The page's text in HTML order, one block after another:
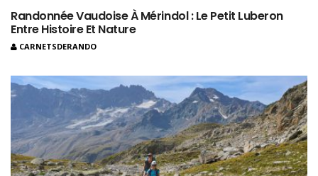
Randonnée Vaudoise À Mérindol : Le Petit Luberon
Entre Histoire Et Nature
CARNETSDERANDO